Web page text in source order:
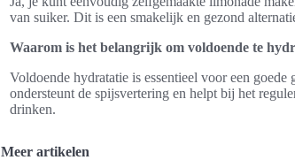
van suiker. Dit is een smakelijk en gezond
Waarom is het belangrijk om voldoende te
Voldoende hydratatie is essentieel voor een
ondersteunt de spijsvertering en helpt bij het
drinken.
Meer artikelen